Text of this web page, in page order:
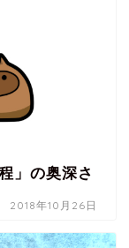
」の奥深さ
2018年10月26日